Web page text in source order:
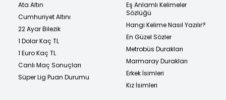
Ata Altın
Cumhuriyet Altını
22 Ayar Bilezik
1 Dolar Kaç TL
1 Euro Kaç TL
Canlı Maç Sonuçları
Süper Lig Puan Durumu
Eş Anlamlı Kelimeler
Sözlüğü
Hangi Kelime Nasıl Yazılır?
En Güzel Sözler
Metrobüs Durakları
Marmaray Durakları
Erkek İsimleri
Kız İsimleri